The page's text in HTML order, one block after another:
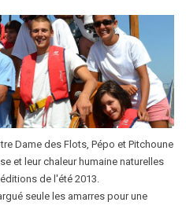
Dame des Flots, Pépo et Pitchoune
et leur chaleur humaine naturelles
de l'été 2013.
seule les amarres pour une